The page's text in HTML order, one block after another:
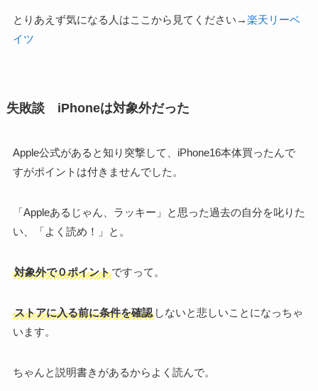
とりあえず気になる人はここから見てください→楽天リーベ
イツ
失敗談 iPhoneは対象外だった
Apple公式があると知り突撃して、iPhone16本体買ったんで
すがポイントは付きませんでした。
「Appleあるじゃん、ラッキー」と思った過去の自分を叱りた
い、「よく読め！」と。
対象外で０ポイントですって。
ストアに入る前に条件を確認しないと悲しいことになっちゃ
います。
ちゃんと説明書きがあるからよく読んで。